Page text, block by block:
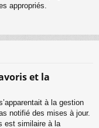
appropriés.
et la
à la gestion
notifié des mises à jour.
est similaire à la